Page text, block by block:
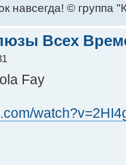
навсегда! © группа
Всех
Fay